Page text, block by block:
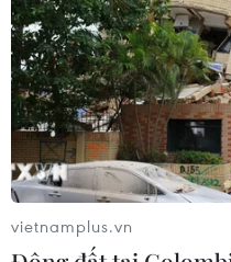
vietnamplus.vn